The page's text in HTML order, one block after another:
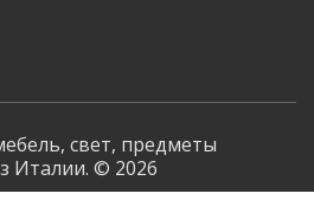
свет, предметы
Италии. © 2026